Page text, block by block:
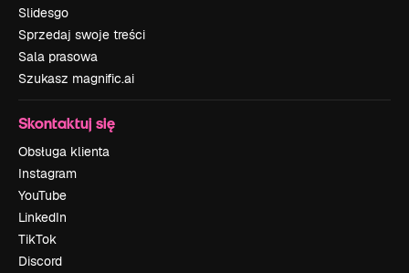
Slidesgo
Sprzedaj swoje treści
Sala prasowa
Szukasz magnific.ai
Skontaktuj się
Obsługa klienta
Instagram
YouTube
LinkedIn
TikTok
Discord